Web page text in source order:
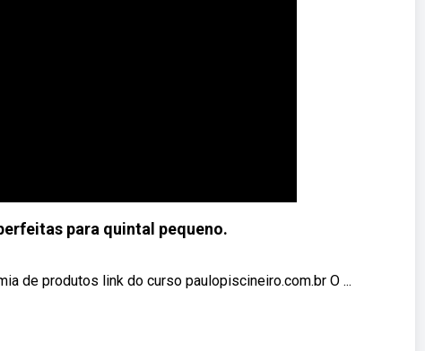
para quintal pequeno.
de produtos link do curso paulopiscineiro.com.br O ...